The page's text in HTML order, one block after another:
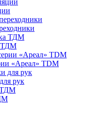
ТДМ
«Ареал» TDM
рук